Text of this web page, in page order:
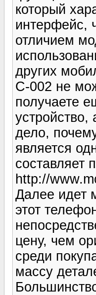
который
интерфейс,
отличием
других
С-002 не
получаете
устройство,
дело,
является
составляет
http://
Далее идет
этот
цену, чем
среди
массу